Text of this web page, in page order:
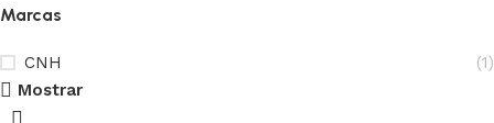
Marcas
CNH
(1)
Mostrar